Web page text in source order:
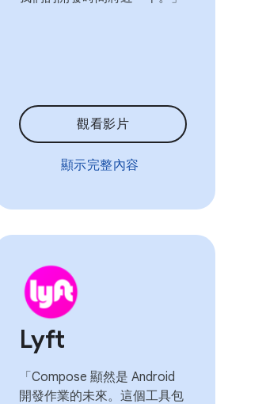
觀看影片
顯示完整內容
Lyft
「Compose 顯然是 Android
開發作業的未來。這個工具包